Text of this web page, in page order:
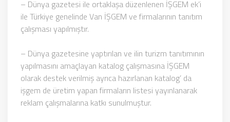
– Dünya gazetesi ile ortaklaşa düzenlenen İŞGEM ek’i
ile Türkiye genelinde Van İŞGEM ve firmalarının tanıtım
çalışması yapılmıştır.
– Dünya gazetesine yaptırılan ve ilin turizm tanıtımının
yapılmasını amaçlayan katalog çalışmasına İŞGEM
olarak destek verilmiş ayrıca hazırlanan katalog’ da
işgem de üretim yapan firmaların listesi yayınlanarak
reklam çalışmalarına katkı sunulmuştur.